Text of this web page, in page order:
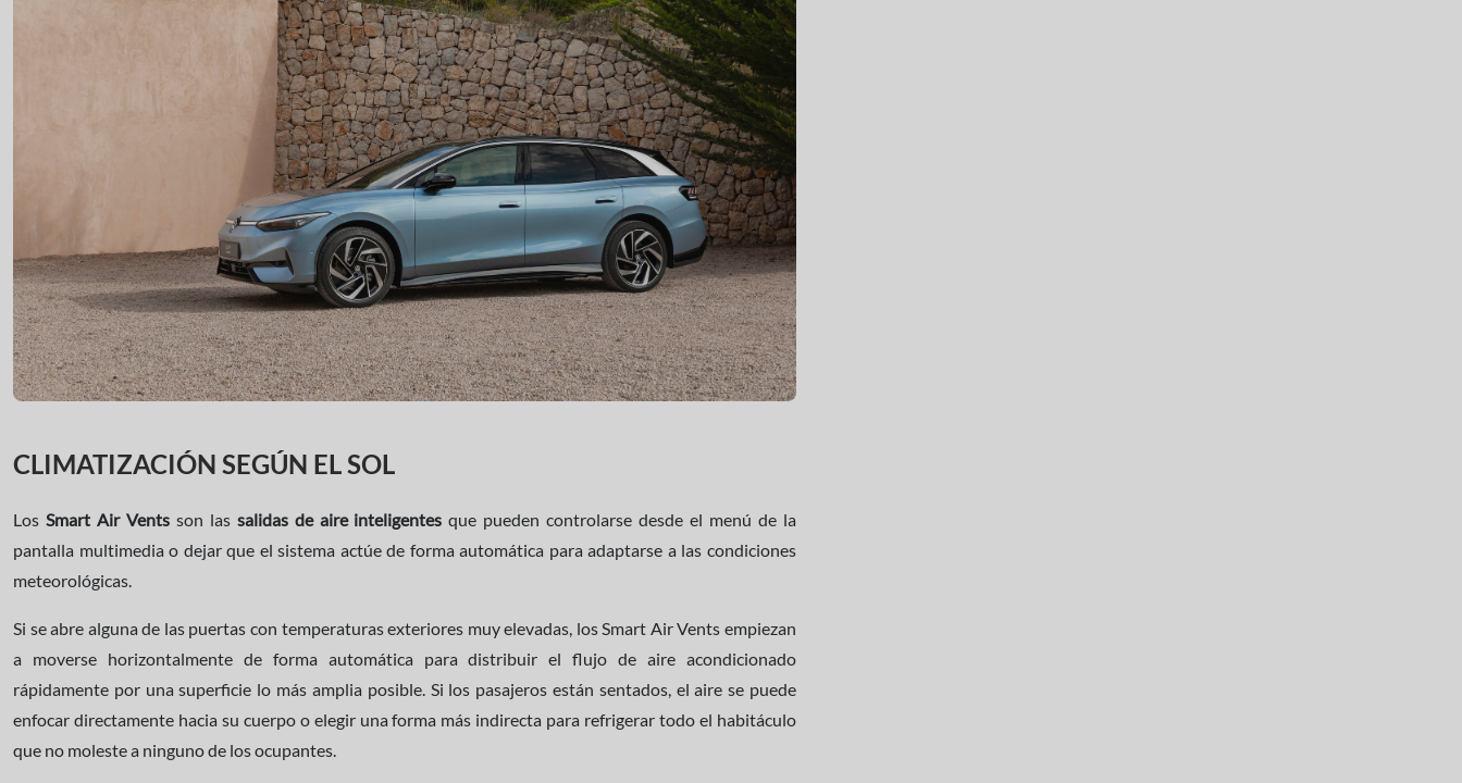
CLIMATIZACIÓN SEGÚN EL SOL
Los Smart Air Ventsson las salidas de aire inteligentes que pueden controlarse desde el menú de la
pantalla multimedia o dejar que el sistema actúe de forma automática para adaptarse a las condiciones
meteorológicas.
Si se abre alguna de las puertas con temperaturas exteriores muy elevadas, los Smart Air Vents empiezan
a moverse horizontalmente de forma automática para distribuir el flujo de aire acondicionado
rápidamente por una superficie lo más amplia posible. Si los pasajeros están sentados, el aire se puede
enfocar directamente hacia su cuerpo o elegir una forma más indirecta para refrigerar todo el habitáculo
que no moleste a ninguno de los ocupantes.